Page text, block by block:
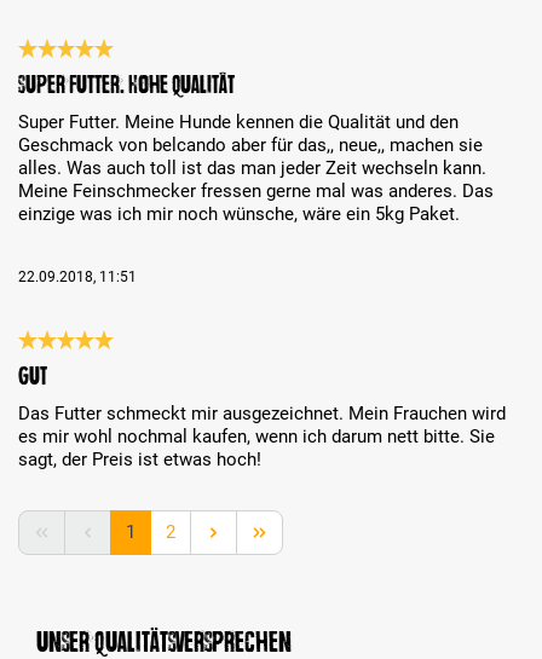
Bewertung mit 5 von 5 Sternen
Super Futter. Hohe Qualität
Super Futter. Meine Hunde kennen die Qualität und den
Geschmack von belcando aber für das,, neue,, machen sie
alles. Was auch toll ist das man jeder Zeit wechseln kann.
Meine Feinschmecker fressen gerne mal was anderes. Das
einzige was ich mir noch wünsche, wäre ein 5kg Paket.
22.09.2018, 11:51
Bewertung mit 5 von 5 Sternen
Gut
Das Futter schmeckt mir ausgezeichnet. Mein Frauchen wird
es mir wohl nochmal kaufen, wenn ich darum nett bitte. Sie
sagt, der Preis ist etwas hoch!
Seite
1 Seite
2
Unser Qualitätsversprechen